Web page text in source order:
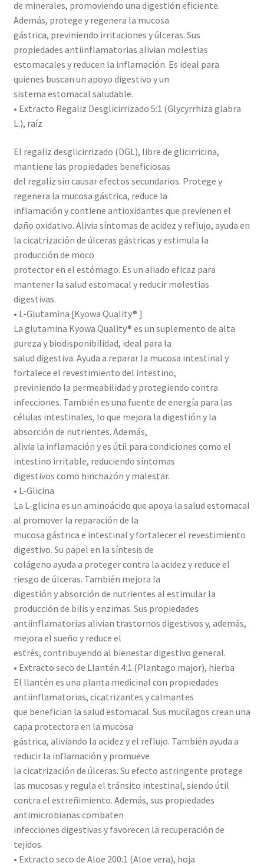
de minerales, promoviendo una digestión eficiente.
Además, protege y regenera la mucosa
gástrica, previniendo irritaciones y úlceras. Sus
propiedades antiinflamatorias alivian molestias
estomacales y reducen la inflamación. Es ideal para
quienes buscan un apoyo digestivo y un
sistema estomacal saludable.
• Extracto Regaliz Desglicirrizado 5:1 (Glycyrrhiza glabra
L.), raíz
El regaliz desglicirrizado (DGL), libre de glicirricina,
mantiene las propiedades beneficiosas
del regaliz sin causar efectos secundarios. Protege y
regenera la mucosa gástrica, reduce la
inflamación y contiene antioxidantes que previenen el
daño oxidativo. Alivia síntomas de acidez y reflujo, ayuda en
la cicatrización de úlceras gástricas y estimula la
producción de moco
protector en el estómago. Es un aliado eficaz para
mantener la salud estomacal y reducir molestias
digestivas.
• L-Glutamina [Kyowa Quality® ]
La glutamina Kyowa Quality® es un suplemento de alta
pureza y biodisponibilidad, ideal para la
salud digestiva. Ayuda a reparar la mucosa intestinal y
fortalece el revestimiento del intestino,
previniendo la permeabilidad y protegiendo contra
infecciones. También es una fuente de energía para las
células intestinales, lo que mejora la digestión y la
absorción de nutrientes. Además,
alivia la inflamación y es útil para condiciones como el
intestino irritable, reduciendo síntomas
digestivos como hinchazón y malestar.
• L-Glicina
La L-glicina es un aminoácido que apoya la salud estomacal
al promover la reparación de la
mucosa gástrica e intestinal y fortalecer el revestimiento
digestivo. Su papel en la síntesis de
colágeno ayuda a proteger contra la acidez y reduce el
riesgo de úlceras. También mejora la
digestión y absorción de nutrientes al estimular la
producción de bilis y enzimas. Sus propiedades
antiinflamatorias alivian trastornos digestivos y, además,
mejora el sueño y reduce el
estrés, contribuyendo al bienestar digestivo general.
• Extracto seco de Llantén 4:1 (Plantago major), hierba
El llantén es una planta medicinal con propiedades
antiinflamatorias, cicatrizantes y calmantes
que benefician la salud estomacal. Sus mucílagos crean una
capa protectora en la mucosa
gástrica, aliviando la acidez y el reflujo. También ayuda a
reducir la inflamación y promueve
la cicatrización de úlceras. Su efecto astringente protege
las mucosas y regula el tránsito intestinal, siendo útil
contra el estreñimiento. Además, sus propiedades
antimicrobianas combaten
infecciones digestivas y favorecen la recuperación de
tejidos.
• Extracto seco de Aloe 200:1 (Aloe vera), hoja